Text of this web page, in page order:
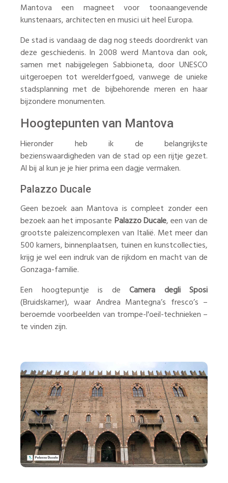
Mantova een magneet voor toonaangevende
kunstenaars, architecten en musici uit heel Europa.
De stad is vandaag de dag nog steeds doordrenkt van
deze geschiedenis. In 2008 werd Mantova dan ook,
samen met nabijgelegen Sabbioneta, door UNESCO
uitgeroepen tot werelderfgoed, vanwege de unieke
stadsplanning met de bijbehorende meren en haar
bijzondere monumenten.
Hoogtepunten van Mantova
Hieronder heb ik de belangrijkste
bezienswaardigheden van de stad op een rijtje gezet.
Al bij al kun je je hier prima een dagje vermaken.
Palazzo Ducale
Geen bezoek aan Mantova is compleet zonder een
bezoek aan het imposante Palazzo Ducale, een van de
grootste paleizencomplexen van Italië. Met meer dan
500 kamers, binnenplaatsen, tuinen en kunstcollecties,
krijg je wel een indruk van de rijkdom en macht van de
Gonzaga-familie.
Een hoogtepuntje is de Camera degli Sposi
(Bruidskamer), waar Andrea Mantegna’s fresco’s –
beroemde voorbeelden van trompe-l'oeil-technieken –
te vinden zijn.